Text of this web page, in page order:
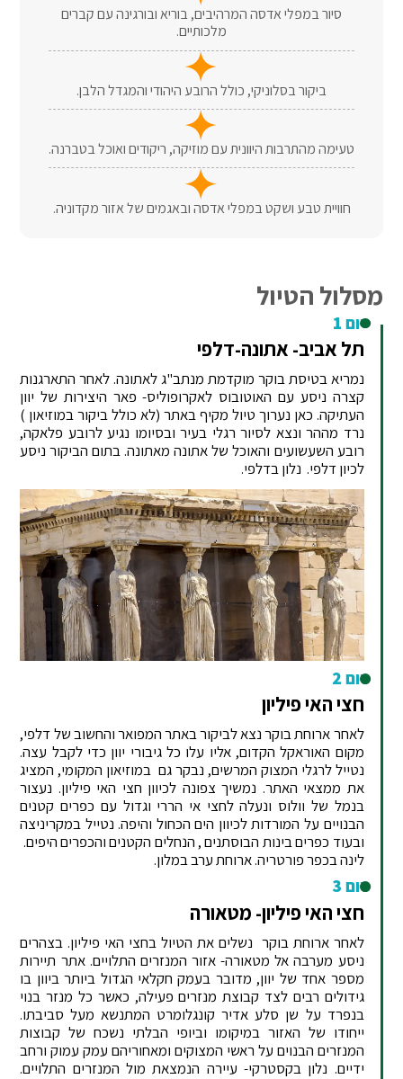
סיור במפלי אדסה המרהיבים, בוריא ובורגינה עם קברים
מלכותיים.
ביקור בסלוניקי, כולל הרובע היהודי והמגדל הלבן.
טעימה מהתרבות היוונית עם מוזיקה, ריקודים ואוכל בטברנה.
חוויית טבע ושקט במפלי אדסה ובאגמים של אזור מקדוניה.
מסלול הטיול
יום 1
תל אביב- אתונה-דלפי
נמריא בטיסת בוקר מוקדמת מנתב"ג לאתונה. לאחר התארגנות
קצרה ניסע עם האוטובוס לאקרופוליס- פאר היצירות של יוון
העתיקה. כאן נערוך טיול מקיף באתר (לא כולל ביקור במוזיאון )
נרד מההר ונצא לסיור רגלי בעיר ובסיומו נגיע לרובע פלאקה,
רובע השעשועים והאוכל של אתונה מאתונה. בתום הביקור ניסע
לכיון דלפי. נלון בדלפי.
יום 2
חצי האי פיליון
לאחר ארוחת בוקר נצא לביקור באתר המפואר והחשוב של דלפי,
מקום האוראקל הקדום, אליו עלו כל גיבורי יוון כדי לקבל עצה.
נטייל לרגלי המצוק המרשים, נבקר גם במוזיאון המקומי, המציג
את ממצאי האתר. נמשיך צפונה לכיוון חצי האי פיליון. נעצור
בנמל של וולוס ונעלה לחצי אי הררי וגדול עם כפרים קטנים
הבנויים על המורדות לכיוון הים הכחול והיפה. נטייל במקריניצה
ובעוד כפרים בינות הבוסתנים , הנחלים הקטנים והכפרים היפים.
לינה בכפר פורטריה. ארוחת ערב במלון.
יום 3
חצי האי פיליון- מטאורה
לאחר ארוחת בוקר נשלים את הטיול בחצי האי פיליון. בצהרים
ניסע מערבה אל מטאורה- אזור המנזרים התלויים. אתר תיירות
מספר אחד של יוון, מדובר בעמק חקלאי הגדול ביותר ביוון בו
גידולים רבים לצד קבוצת מנזרים פעילה, כאשר כל מנזר בנוי
בנפרד על שן סלע אדיר קונגלומרט המתנשא מעל סביבתו.
ייחודו של האזור במיקומו וביופי הבלתי נשכח של קבוצות
המנזרים הבנוים על ראשי המצוקים ומאחוריהם עמק עמוק ורחב
ידיים. נלון בקסטרקי- עיירה הנמצאת מול המנזרים התלויים.